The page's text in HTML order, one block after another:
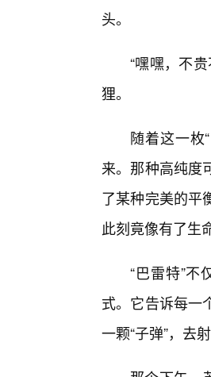
头。
“嘿嘿，不
狸。
随着这一枚
来。那种高纯度
了某种完美的平
此刻竟像有了生
“巴雷特”不
式。它告诉每一
一颗“子弹”，去